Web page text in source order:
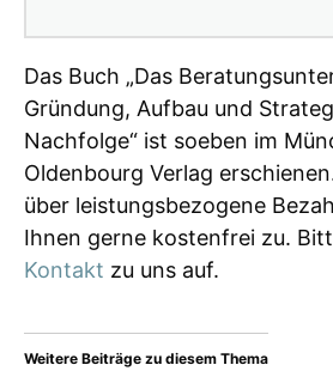
Das Buch „Das
Gründung, Aufbau und
Nachfolge“ ist soeben im
Oldenbourg Verlag
über leistungsbezogene
Ihnen gerne kostenfrei zu.
Kontakt zu uns auf.
Weitere Beiträge zu diesem Thema